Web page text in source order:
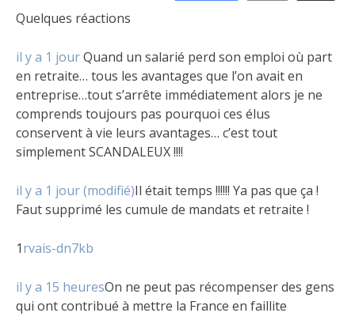
Quelques réactions
il y a 1 jourQuand un salarié perd son emploi où part
en retraite… tous les avantages que l’on avait en
entreprise…tout s’arrête immédiatement alors je ne
comprends toujours pas pourquoi ces élus
conservent à vie leurs avantages… c’est tout
simplement SCANDALEUX !!!!
il y a 1 jour (modifié)Il était temps !!!!!! Ya pas que ça !
Faut supprimé les cumule de mandats et retraite !
1rvais-dn7kb
il y a 15 heuresOn ne peut pas récompenser des gens
qui ont contribué à mettre la France en faillite